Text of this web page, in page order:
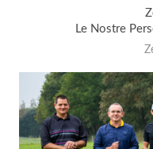
Le Nostre